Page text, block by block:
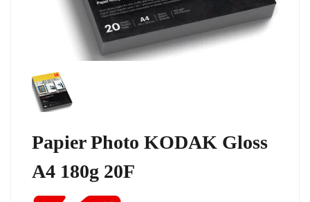
Papier Photo KODAK Gloss
A4 180g 20F